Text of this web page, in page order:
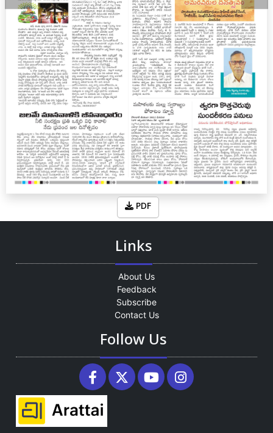
PDF
Links
About Us
Feedback
Subscribe
Contact Us
Follow Us